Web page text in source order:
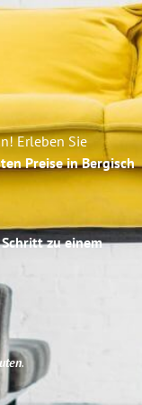
Erleben Sie
Preise in Bergisch
zu einem
.